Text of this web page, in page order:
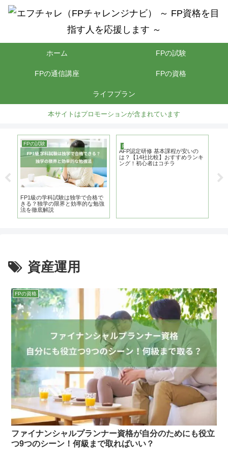
ホーム FPの試験
FPの通信講座 FPの資格
ライフプラン
本サイトはプロモーションが含まれています
FPの試験
FP1級の学科試験は独学で合格で
きる？独学の限界と効率的な勉強
法を徹底解説
FPの通信講座
AFP認定研修 基本課程が安いの
は？【14社比較】おすすめランキ
ング！初心者はコチラ
資産運用
FPの資格
ファイナンシャルプランナー資格が自分のためにも役立
つ9つのシーン！何級まで取ればいい？